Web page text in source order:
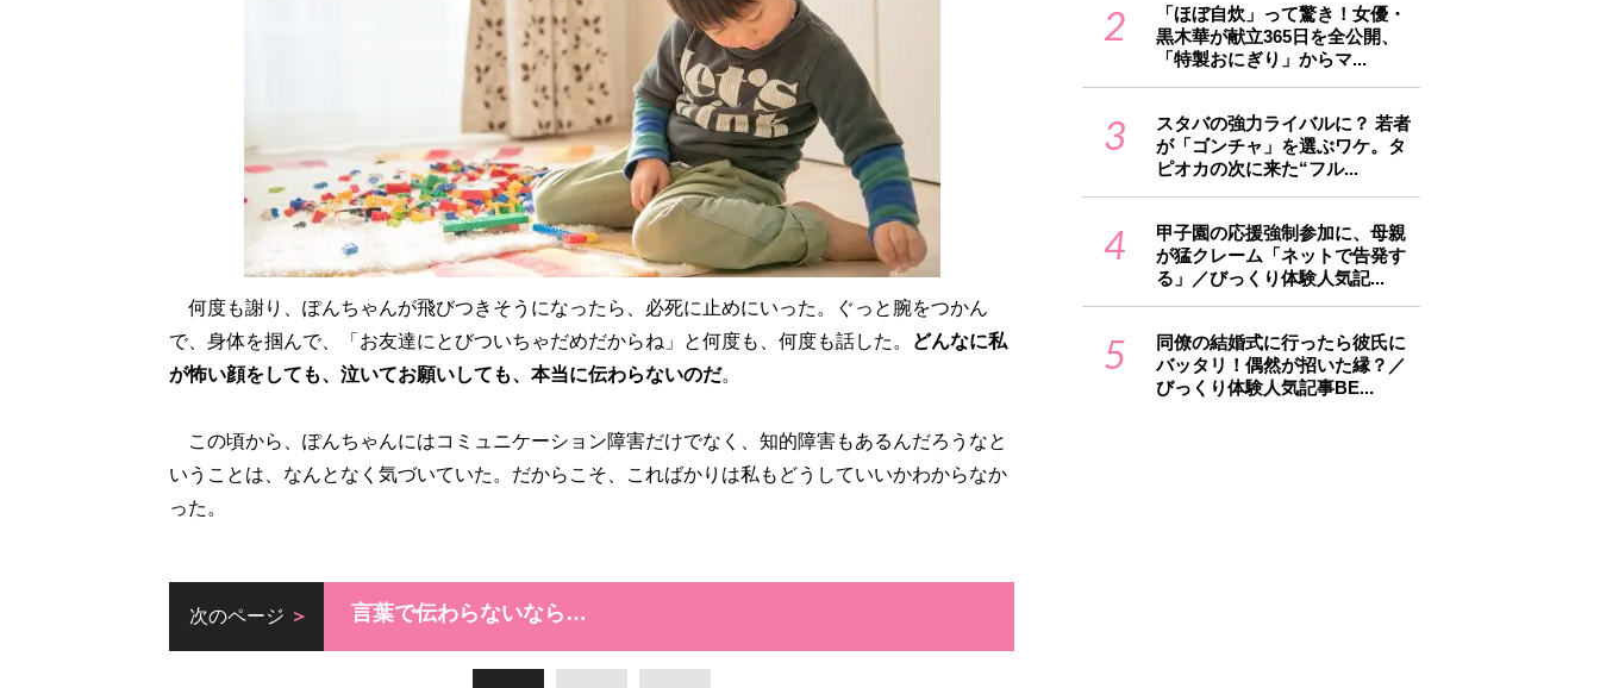
何度も謝り、ぽんちゃんが飛びつきそうになったら、必死に止めにいった。ぐっと腕をつかん
で、身体を掴んで、「お友達にとびついちゃだめだからね」と何度も、何度も話した。
どんなに私
が怖い顔をしても、泣いてお願いしても、本当に伝わらないのだ。
この頃から、ぽんちゃんにはコミュニケーション障害だけでなく、知的障害もあるんだろうなと
いうことは、なんとなく気づいていた。だからこそ、こればかりは私もどうしていいかわからなか
った。
次のページ 言葉で伝わらないなら…
2
「ほぼ自炊」って驚き！女優・
黒木華が献立365日を全公開、
「特製おにぎり」からマ...
3
スタバの強力ライバルに？ 若者
が「ゴンチャ」を選ぶワケ。タ
ピオカの次に来た“フル...
4
甲子園の応援強制参加に、母親
が猛クレーム「ネットで告発す
る」／びっくり体験人気記...
5
同僚の結婚式に行ったら彼氏に
バッタリ！偶然が招いた縁？／
びっくり体験人気記事BE...